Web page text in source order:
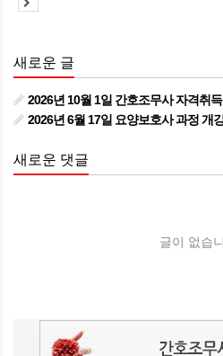
새로운 글
2026년 10월 1일 간호조무사 자격취
2026년 6월 17일 요양보호사 과정 개
새로운 댓글
글이 없습